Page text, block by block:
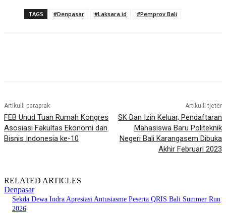
TAGS #Denpasar #Laksara.id #Pemprov Bali
Artikulli paraprak
FEB Unud Tuan Rumah Kongres
Asosiasi Fakultas Ekonomi dan
Bisnis Indonesia ke-10
Artikulli tjetër
SK Dan Izin Keluar, Pendaftaran
Mahasiswa Baru Politeknik
Negeri Bali Karangasem Dibuka
Akhir Februari 2023
RELATED ARTICLES
Denpasar
Sekda Dewa Indra Apresiasi Antusiasme Peserta QRIS Bali Summer Run
2026